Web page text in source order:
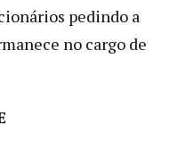
pedindo a
no cargo de